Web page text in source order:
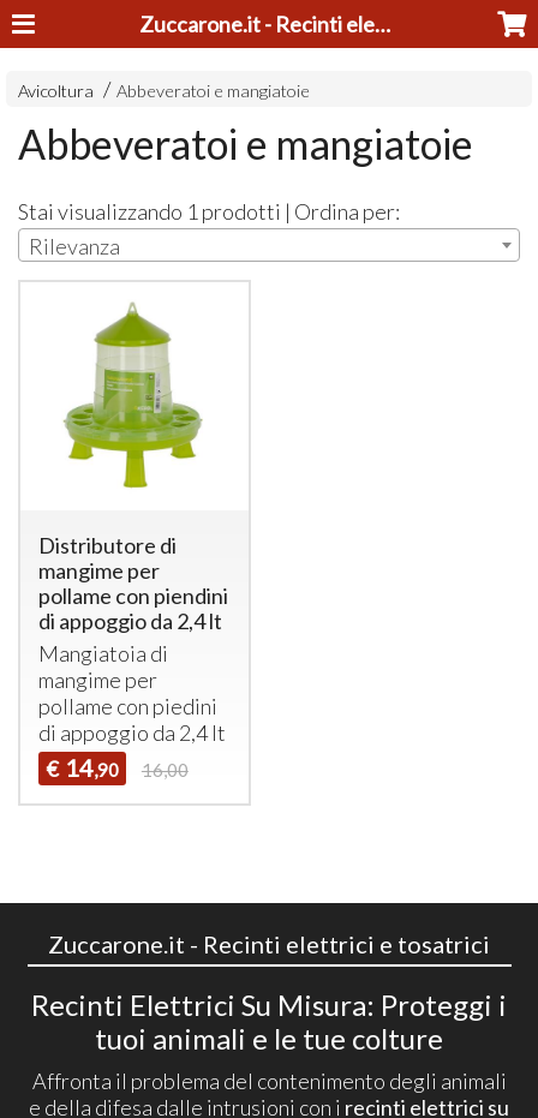
Zuccarone.it - Recinti elettrici e tosatrici
Avicoltura Abbeveratoi e mangiatoie
Abbeveratoi e mangiatoie
Stai visualizzando 1 prodotti | Ordina per:
Rilevanza
Distributore di
mangime per
pollame con piendini
di appoggio da 2,4 lt
Mangiatoia di
mangime per
pollame con piedini
di appoggio da 2,4 lt
€ 14,90 16,00
Zuccarone.it - Recinti elettrici e tosatrici
Recinti Elettrici Su Misura: Proteggi i
tuoi animali e le tue colture
Affronta il problema del contenimento degli animali
e della difesa dalle intrusioni con i recinti elettrici su